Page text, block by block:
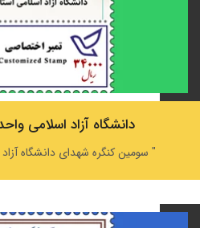
دانشگاه آزاد اسلامی
" سومین کنگره شهدای دانشگاه